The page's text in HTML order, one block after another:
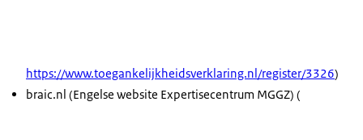
https://www.toegankelijkheidsverklaring.nl/register/3326)
braic.nl (Engelse website Expertisecentrum MGGZ) (